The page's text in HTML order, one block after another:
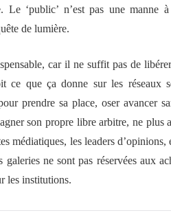
Le ‘public’ n’est pas une manne
de lumière.
car il ne suffit pas de
ce que ça donne sur les réseaux
prendre sa place, oser avancer
son propre libre arbitre, ne plus
médiatiques, les leaders d’opinions,
ne sont pas réservées aux
les institutions.